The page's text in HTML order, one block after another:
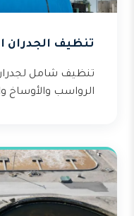
تنظيف الجدران
تنظيف شامل
الرواسب والأوساخ